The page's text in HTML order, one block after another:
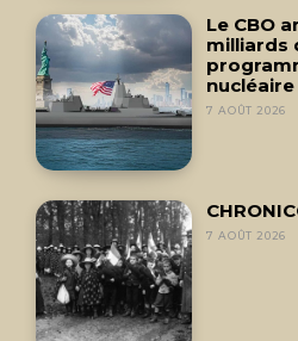
Le CBO
milliards
nucléaire
7 AOÛT 2026
7 AOÛT 2026